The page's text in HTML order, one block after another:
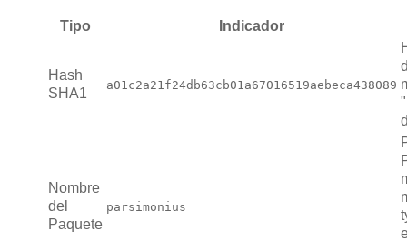
Tipo Indicador
Hash
SHA1
a01c2a21f24db63cb01a67016519aebeca438089
Nombre
del
Paquete
parsimonius